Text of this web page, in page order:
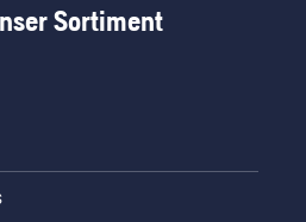
Sortiment